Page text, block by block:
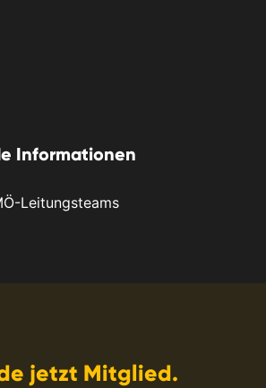
Informationen
Leitungsteams
jetzt Mitglied.